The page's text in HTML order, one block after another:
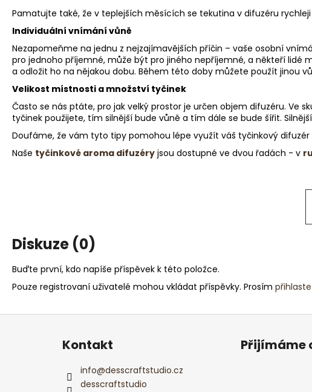
Pamatujte také, že v teplejších měsících se tekutina v difuzéru
Individuální vnímání vůně
Nezapomeňme na jednu z nejzajímavějších příčin – vaše osobní
pro jednoho příjemné, může být pro jiného nepříjemné, a někteří
a odložit ho na nějakou dobu. Během této doby můžete použít jinou
Velikost místnosti a množství tyčinek
Často se nás ptáte, pro jak velký prostor je určen objem difuzéru. Ve
tyčinek použijete, tím silnější bude vůně a tím dále se bude šířit.
Doufáme, že vám tyto tipy pomohou lépe využít váš tyčinkový
Naše tyčinkové aroma difuzéry jsou dostupné ve dvou řadách - v
Diskuze (0)
Buďte první, kdo napíše příspěvek k této položce.
Pouze registrovaní uživatelé mohou vkládat příspěvky. Prosím
Kontakt
info@desscraftstudio.cz
desscraftstudio
Přijímáme